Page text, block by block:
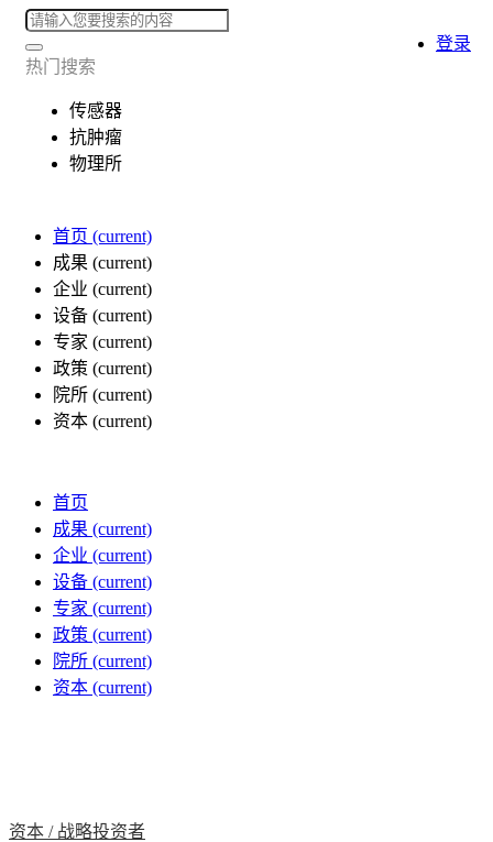
热门搜索
传感器
抗肿瘤
物理所
首页 (current)
成果 (current)
企业 (current)
设备 (current)
专家 (current)
政策 (current)
院所 (current)
资本 (current)
登录
首页
成果 (current)
企业 (current)
设备 (current)
专家 (current)
政策 (current)
院所 (current)
资本 (current)
资本 / 战略投资者